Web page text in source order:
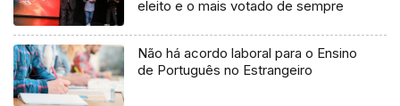
eleito e o mais votado de sempre
Não há acordo laboral para o Ensino
de Português no Estrangeiro